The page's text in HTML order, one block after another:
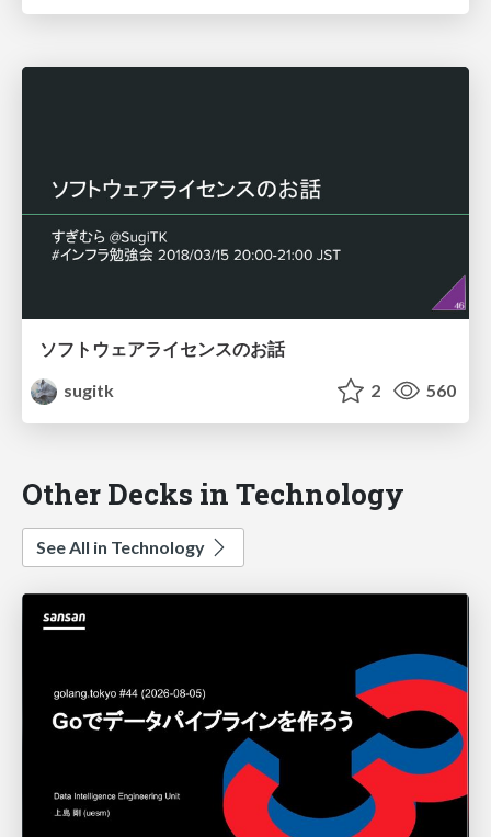
ソフトウェアライセンスのお話
sugitk
2 560
Other Decks in Technology
See All in Technology